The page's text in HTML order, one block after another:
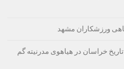
ورزشکاران مشهد
خراسان در هیاهوی مدرنیته گم